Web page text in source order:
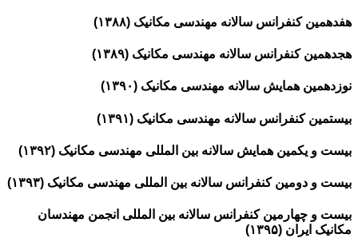
هفدهمین کنفرانس سالانه مهندسی مکانیک (۱۳۸۸)
هجدهمین کنفرانس سالانه مهندسی مکانیک (۱۳۸۹)
نوزدهمین همایش سالانه مهندسی مکانیک (۱۳۹۰)
بیستمین کنفرانس سالانه مهندسی مکانیک (۱۳۹۱)
بیست و یکمین همایش سالانه بین المللی مهندسی مکانیک (۱۳۹۲)
بیست و دومین کنفرانس سالانه بین المللی مهندسی مکانیک (۱۳۹۳)
بیست و چهارمین کنفرانس سالانه بین المللی انجمن مهندسان
مکانیک ایران (۱۳۹۵)